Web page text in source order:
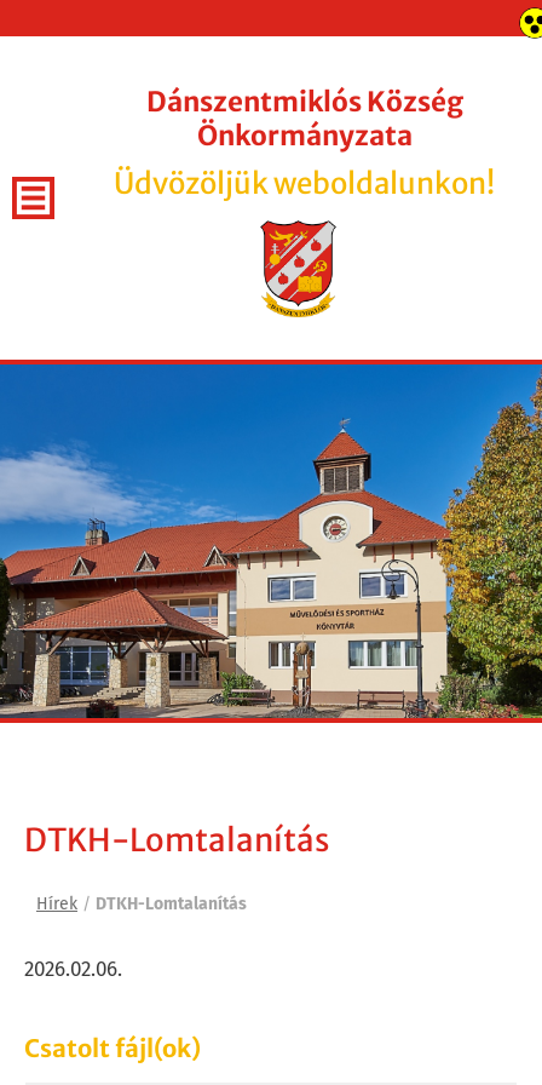
Dánszentmiklós Község
Önkormányzata
Üdvözöljük weboldalunkon!
DTKH-Lomtalanítás
Hírek / DTKH-Lomtalanítás
2026.02.06.
Csatolt fájl(ok)